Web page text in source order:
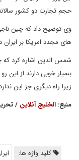
حجم تجارت دو کشور
وی توضیح داد که چین
های مجدد امریکا بر ایران در سال
شمس الدین اشاره کرد که
بسیار خوبی دارند از
زیرا راه دیگری جز این
منبع: الخلیج آنلاین /
کلید واژه ها: